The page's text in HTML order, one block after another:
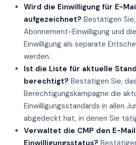
Wird die Einwilligung für E-
aufgezeichnet? Bestätigen
Abonnement-Einwilligung und
Einwilligung als separate
werden.
Ist die Liste für aktuelle
berechtigt? Bestätigen Sie,
Berechtigungskampagne die
Einwilligungsstandards in allen
abgedeckt hat, in denen Sie
Verwaltet die CMP den E-
Einwilligungsstatus?